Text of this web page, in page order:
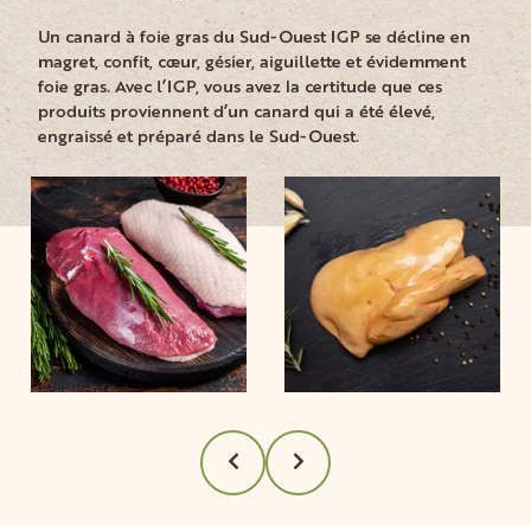
Un canard à foie gras du Sud-Ouest IGP se décline en
magret, confit, cœur, gésier, aiguillette et évidemment
foie gras. Avec l’IGP, vous avez la certitude que ces
produits proviennent d’un canard qui a été élevé,
engraissé et préparé dans le Sud-Ouest.